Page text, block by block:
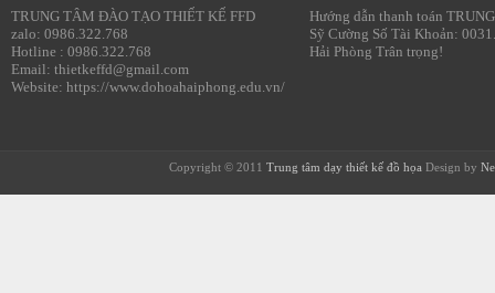
TRUNG TÂM ĐÀO TẠO THIẾT KẾ FFD
zalo: 0986.322.768
Hotline : 0986.322.768
Email: thietkeffd@gmail.com
Website: https://www.dohoahaiphong.edu.vn/
Hướng dẫn thanh toán
Sỹ Cường Số Tài Khoản:
Hải Phòng Trân trọng!
Copyright © 2011 Trung tâm dạy thiết kế đồ họa Design by